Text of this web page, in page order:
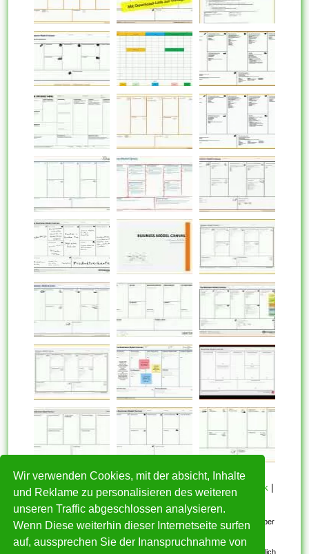
Wir verwenden Cookies, mit der absicht, Inhalte
und Reklame zu personalisieren des weiteren
unseren Traffic abgeschlossen analysieren.
Wenn Diese weiterhin dieser Internetseite surfen
auf, aussprechen Sie der Inanspruchnahme von
HOME Datenschutzerklärung |Cookie Politik |
Copyright
Nutzungsbedingungen
Alle eingereichten Inhalte bleiben dem ursprünglichen Copyright-Inhaber
urheberrechtlich geschützt. Bitte beachten Sie: Bilder sind für den
persönlichen, nicht-kommerziellen Gebrauch. Wenn Sie urheberrechtlich